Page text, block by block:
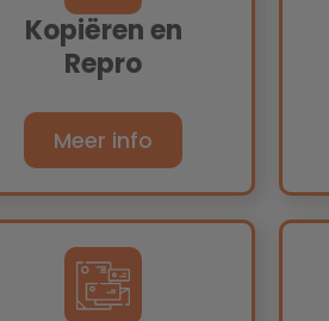
Kopiëren en
Repro
Meer info